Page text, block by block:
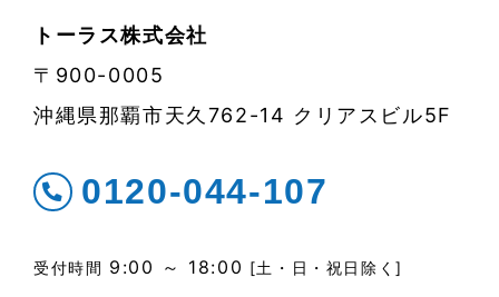
トーラス株式会社
〒900-0005
沖縄県那覇市天久762-14 クリアスビル5F
0120-044-107
受付時間 9:00 ～ 18:00 [土・日・祝日除く]